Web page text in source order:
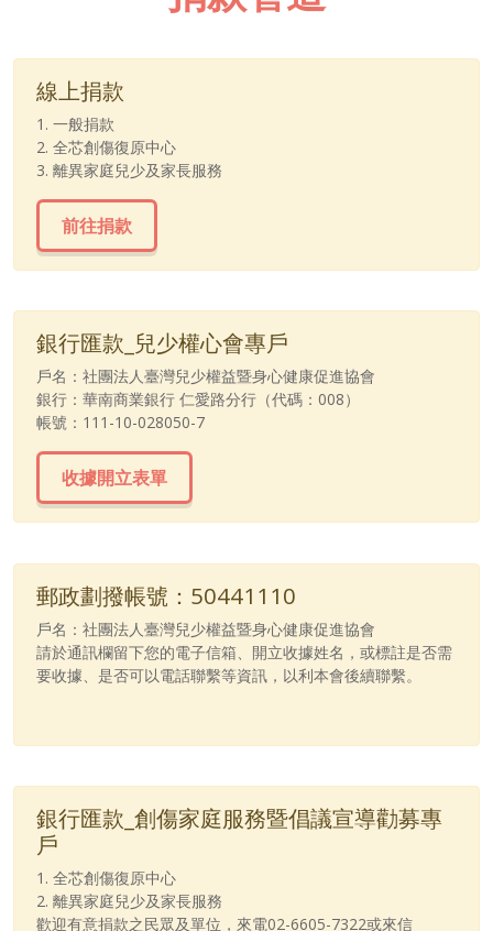
線上捐款
1. 一般捐款
2. 全芯創傷復原中心
3. 離異家庭兒少及家長服務
前往捐款
銀行匯款_兒少權心會專戶
戶名：社團法人臺灣兒少權益暨身心健康促進協會
銀行：華南商業銀行 仁愛路分行（代碼：008）
帳號：111-10-028050-7
收據開立表單
郵政劃撥帳號：50441110
戶名：社團法人臺灣兒少權益暨身心健康促進協會
請於通訊欄留下您的電子信箱、開立收據姓名，或標註是否需
要收據、是否可以電話聯繫等資訊，以利本會後續聯繫。
銀行匯款_創傷家庭服務暨倡議宣導勸募專
戶
1. 全芯創傷復原中心
2. 離異家庭兒少及家長服務
歡迎有意捐款之民眾及單位，來電02-6605-7322或來信